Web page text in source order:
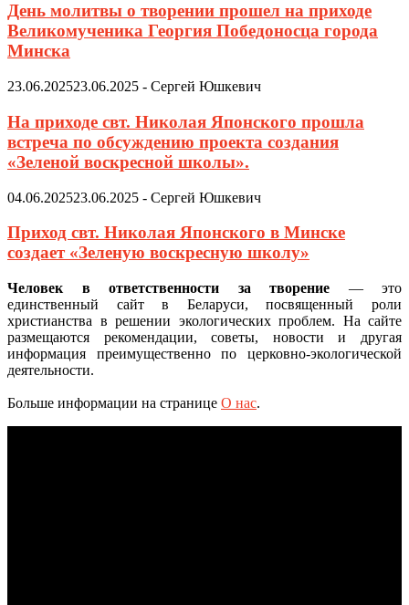
День молитвы о творении прошел на приходе
Великомученика Георгия Победоносца города
Минска
23.06.202523.06.2025 - Сергей Юшкевич
На приходе свт. Николая Японского прошла
встреча по обсуждению проекта создания
«Зеленой воскресной школы».
04.06.202523.06.2025 - Сергей Юшкевич
Приход свт. Николая Японского в Минске
создает «Зеленую воскресную школу»
Человек в ответственности за творение — это
единственный сайт в Беларуси, посвященный роли
христианства в решении экологических проблем. На сайте
размещаются рекомендации, советы, новости и другая
информация преимущественно по церковно-экологической
деятельности.
Больше информации на странице О нас.